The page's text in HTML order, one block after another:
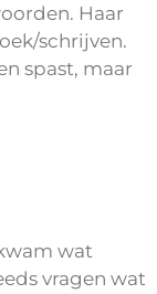
Haar
schrijven.
spast, maar
wat
vragen wat